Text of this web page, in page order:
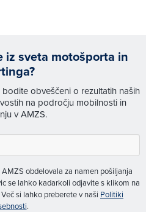
iz sveta motošporta in
obveščeni o rezultatih naših
na področju mobilnosti in
v AMZS.
obdelovala za namen pošiljanja
se lahko kadarkoli odjavite s klikom na
si lahko preberete v naši Politiki
.